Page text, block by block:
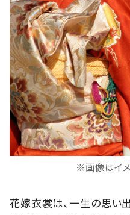
※画像はイ
花嫁衣裳は、一生の思い